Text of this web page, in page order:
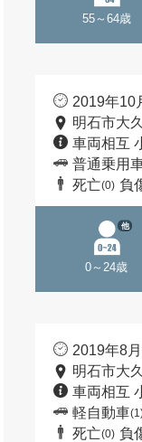
55～64歳
2019年10
明石市大
車両相互
普通乗用
死亡(0) 負
0～24歳
他
2019年8
明石市大
車両相互
軽自動車
死亡(0) 負